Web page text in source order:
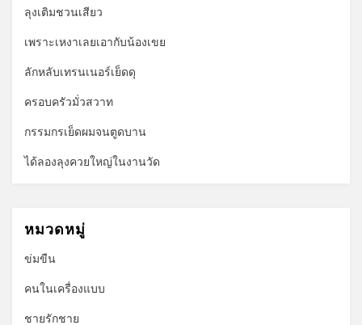
ลุงเติมชวนเสียว
เพราะเหงาเลยเอากับน้องเขย
ลักหลับเทรนเนอร์เย็ดดุ
ครอบครัวมั่วสวาท
กรรมกรเย็ดผมจนตูดบาน
ได้ลองลุงควยใหญ่ในงานวัด
หมวดหมู่
ข่มขืน
คนในเครื่องแบบ
ชายรักชาย